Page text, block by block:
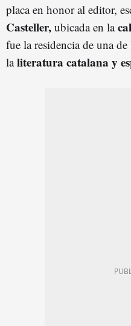
placa en honor al editor,
Casteller, ubicada en la
fue la residencia de una
laliteratura catalana y